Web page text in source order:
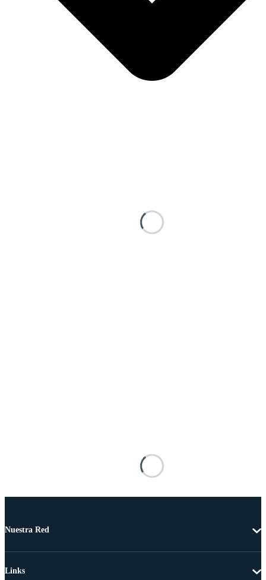
Nuestra Red
Links